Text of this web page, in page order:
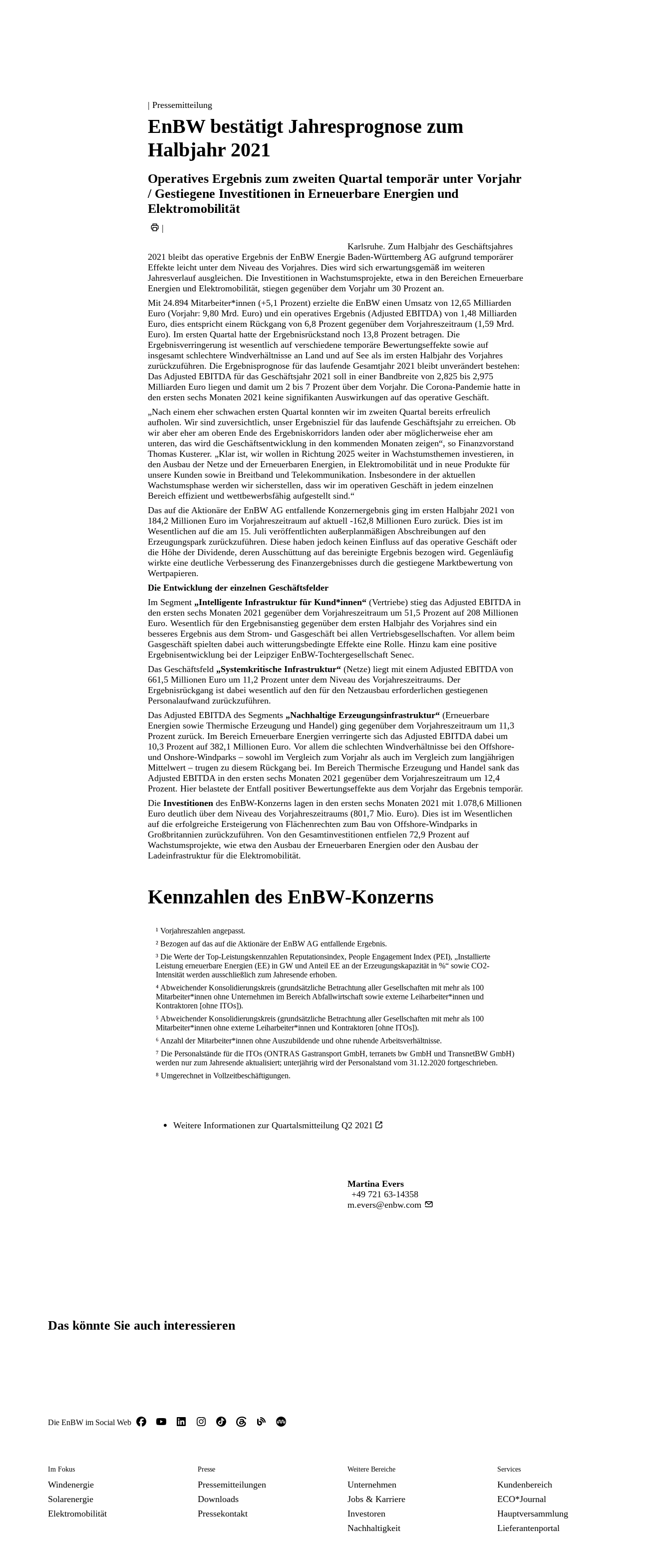
| Pressemitteilung
EnBW bestätigt Jahresprognose zum
Halbjahr 2021
Operatives Ergebnis zum zweiten Quartal temporär unter Vorjahr
/ Gestiegene Investitionen in Erneuerbare Energien und
Elektromobilität
|
Karlsruhe. Zum Halbjahr des Geschäftsjahres
2021 bleibt das operative Ergebnis der EnBW Energie Baden-Württemberg AG aufgrund temporärer
Effekte leicht unter dem Niveau des Vorjahres. Dies wird sich erwartungsgemäß im weiteren
Jahresverlauf ausgleichen. Die Investitionen in Wachstumsprojekte, etwa in den Bereichen Erneuerbare
Energien und Elektromobilität, stiegen gegenüber dem Vorjahr um 30 Prozent an.
Mit 24.894 Mitarbeiter*innen (+5,1 Prozent) erzielte die EnBW einen Umsatz von 12,65 Milliarden
Euro (Vorjahr: 9,80 Mrd. Euro) und ein operatives Ergebnis (Adjusted EBITDA) von 1,48 Milliarden
Euro, dies entspricht einem Rückgang von 6,8 Prozent gegenüber dem Vorjahreszeitraum (1,59 Mrd.
Euro). Im ersten Quartal hatte der Ergebnisrückstand noch 13,8 Prozent betragen. Die
Ergebnisverringerung ist wesentlich auf verschiedene temporäre Bewertungseffekte sowie auf
insgesamt schlechtere Windverhältnisse an Land und auf See als im ersten Halbjahr des Vorjahres
zurückzuführen. Die Ergebnisprognose für das laufende Gesamtjahr 2021 bleibt unverändert bestehen:
Das Adjusted EBITDA für das Geschäftsjahr 2021 soll in einer Bandbreite von 2,825 bis 2,975
Milliarden Euro liegen und damit um 2 bis 7 Prozent über dem Vorjahr. Die Corona-Pandemie hatte in
den ersten sechs Monaten 2021 keine signifikanten Auswirkungen auf das operative Geschäft.
„Nach einem eher schwachen ersten Quartal konnten wir im zweiten Quartal bereits erfreulich
aufholen. Wir sind zuversichtlich, unser Ergebnisziel für das laufende Geschäftsjahr zu erreichen. Ob
wir aber eher am oberen Ende des Ergebniskorridors landen oder aber möglicherweise eher am
unteren, das wird die Geschäftsentwicklung in den kommenden Monaten zeigen“, so Finanzvorstand
Thomas Kusterer. „Klar ist, wir wollen in Richtung 2025 weiter in Wachstumsthemen investieren, in
den Ausbau der Netze und der Erneuerbaren Energien, in Elektromobilität und in neue Produkte für
unsere Kunden sowie in Breitband und Telekommunikation. Insbesondere in der aktuellen
Wachstumsphase werden wir sicherstellen, dass wir im operativen Geschäft in jedem einzelnen
Bereich effizient und wettbewerbsfähig aufgestellt sind.“
Das auf die Aktionäre der EnBW AG entfallende Konzernergebnis ging im ersten Halbjahr 2021 von
184,2 Millionen Euro im Vorjahreszeitraum auf aktuell -162,8 Millionen Euro zurück. Dies ist im
Wesentlichen auf die am 15. Juli veröffentlichten außerplanmäßigen Abschreibungen auf den
Erzeugungspark zurückzuführen. Diese haben jedoch keinen Einfluss auf das operative Geschäft oder
die Höhe der Dividende, deren Ausschüttung auf das bereinigte Ergebnis bezogen wird. Gegenläufig
wirkte eine deutliche Verbesserung des Finanzergebnisses durch die gestiegene Marktbewertung von
Wertpapieren.
Die Entwicklung der einzelnen Geschäftsfelder
Im Segment „Intelligente Infrastruktur für Kund*innen“ (Vertriebe) stieg das Adjusted EBITDA in
den ersten sechs Monaten 2021 gegenüber dem Vorjahreszeitraum um 51,5 Prozent auf 208 Millionen
Euro. Wesentlich für den Ergebnisanstieg gegenüber dem ersten Halbjahr des Vorjahres sind ein
besseres Ergebnis aus dem Strom- und Gasgeschäft bei allen Vertriebsgesellschaften. Vor allem beim
Gasgeschäft spielten dabei auch witterungsbedingte Effekte eine Rolle. Hinzu kam eine positive
Ergebnisentwicklung bei der Leipziger EnBW-Tochtergesellschaft Senec.
Das Geschäftsfeld „Systemkritische Infrastruktur“ (Netze) liegt mit einem Adjusted EBITDA von
661,5 Millionen Euro um 11,2 Prozent unter dem Niveau des Vorjahreszeitraums. Der
Ergebnisrückgang ist dabei wesentlich auf den für den Netzausbau erforderlichen gestiegenen
Personalaufwand zurückzuführen.
Das Adjusted EBITDA des Segments „Nachhaltige Erzeugungsinfrastruktur“ (Erneuerbare
Energien sowie Thermische Erzeugung und Handel) ging gegenüber dem Vorjahreszeitraum um 11,3
Prozent zurück. Im Bereich Erneuerbare Energien verringerte sich das Adjusted EBITDA dabei um
10,3 Prozent auf 382,1 Millionen Euro. Vor allem die schlechten Windverhältnisse bei den Offshore-
und Onshore-Windparks – sowohl im Vergleich zum Vorjahr als auch im Vergleich zum langjährigen
Mittelwert – trugen zu diesem Rückgang bei. Im Bereich Thermische Erzeugung und Handel sank das
Adjusted EBITDA in den ersten sechs Monaten 2021 gegenüber dem Vorjahreszeitraum um 12,4
Prozent. Hier belastete der Entfall positiver Bewertungseffekte aus dem Vorjahr das Ergebnis temporär.
Die Investitionen des EnBW-Konzerns lagen in den ersten sechs Monaten 2021 mit 1.078,6 Millionen
Euro deutlich über dem Niveau des Vorjahreszeitraums (801,7 Mio. Euro). Dies ist im Wesentlichen
auf die erfolgreiche Ersteigerung von Flächenrechten zum Bau von Offshore-Windparks in
Großbritannien zurückzuführen. Von den Gesamtinvestitionen entfielen 72,9 Prozent auf
Wachstumsprojekte, wie etwa den Ausbau der Erneuerbaren Energien oder den Ausbau der
Ladeinfrastruktur für die Elektromobilität.
Kennzahlen des EnBW-Konzerns
¹ Vorjahreszahlen angepasst.
² Bezogen auf das auf die Aktionäre der EnBW AG entfallende Ergebnis.
³ Die Werte der Top-Leistungskennzahlen Reputationsindex, People Engagement Index (PEI), „Installierte
Leistung erneuerbare Energien (EE) in GW und Anteil EE an der Erzeugungskapazität in %“ sowie CO2-
Intensität werden ausschließlich zum Jahresende erhoben.
⁴ Abweichender Konsolidierungskreis (grundsätzliche Betrachtung aller Gesellschaften mit mehr als 100
Mitarbeiter*innen ohne Unternehmen im Bereich Abfallwirtschaft sowie externe Leiharbeiter*innen und
Kontraktoren [ohne ITOs]).
⁵ Abweichender Konsolidierungskreis (grundsätzliche Betrachtung aller Gesellschaften mit mehr als 100
Mitarbeiter*innen ohne externe Leiharbeiter*innen und Kontraktoren [ohne ITOs]).
⁶ Anzahl der Mitarbeiter*innen ohne Auszubildende und ohne ruhende Arbeitsverhältnisse.
⁷ Die Personalstände für die ITOs (ONTRAS Gastransport GmbH, terranets bw GmbH und TransnetBW GmbH)
werden nur zum Jahresende aktualisiert; unterjährig wird der Personalstand vom 31.12.2020 fortgeschrieben.
⁸ Umgerechnet in Vollzeitbeschäftigungen.
Weitere Informationen zur Quartalsmitteilung Q2 2021
Martina Evers
+49 721 63-14358
m.evers@enbw.com
Das könnte Sie auch interessieren
Die EnBW im Social Web
Im Fokus
Windenergie
Solarenergie
Elektromobilität
Presse
Pressemitteilungen
Downloads
Pressekontakt
Weitere Bereiche
Unternehmen
Jobs & Karriere
Investoren
Nachhaltigkeit
Services
Kundenbereich
ECO*Journal
Hauptversammlung
Lieferantenportal